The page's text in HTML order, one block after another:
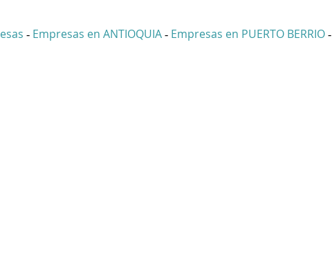
- Empresas en ANTIOQUIA - Empresas en PUERTO BERRIO -